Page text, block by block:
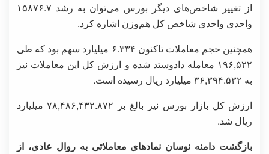
از تغییر شاخص‌های دیگر بورس می‌توان به رشد ۱۵۸۷۶.۷
واحدی واحدی شاخص کل هم‌وزن اشاره کرد.
همچنین حجم معاملات تاکنون ۶.۳۳۴ میلیارد سهم بود که طی
۱۹۶,۵۲۲ معامله دادوستد شده و ارزش کل این معاملات نیز
به ۳۶,۳۹۴.۵۳۲ میلیارد ریال رسیده است.
ارزش کل بازار بورس نیز بالغ بر ۷۸,۴۸۶,۴۳۲.۸۷۲ میلیارد
ریال شد.
بازگشت دامنه نوسان نمادهای معاملاتی به روال عادی، از